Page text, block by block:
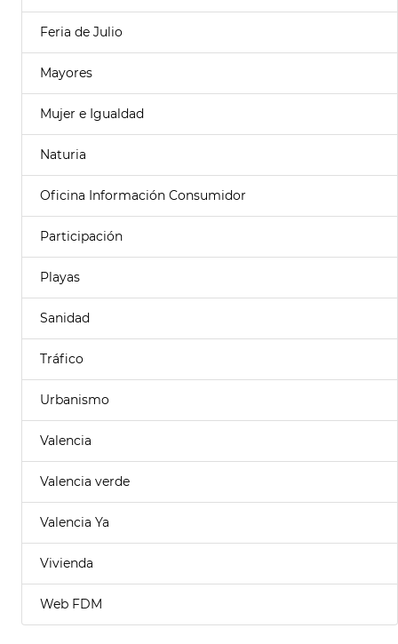
Feria de Julio
Mayores
Mujer e Igualdad
Naturia
Oficina Información Consumidor
Participación
Playas
Sanidad
Tráfico
Urbanismo
Valencia
Valencia verde
Valencia Ya
Vivienda
Web FDM